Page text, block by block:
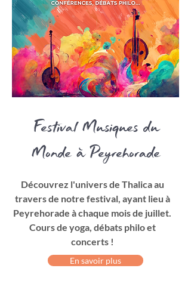
Festival Musiques du
Monde à Peyrehorade
Découvrez l'univers de Thalica au
travers de notre festival, ayant lieu à
Peyrehorade à chaque mois de juillet.
Cours de yoga, débats philo et
concerts !
En savoir plus